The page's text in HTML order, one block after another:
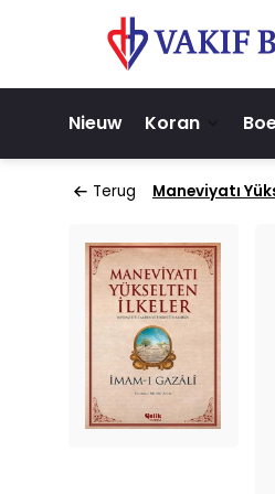
Nieuw Koran
Terug Maneviyatı